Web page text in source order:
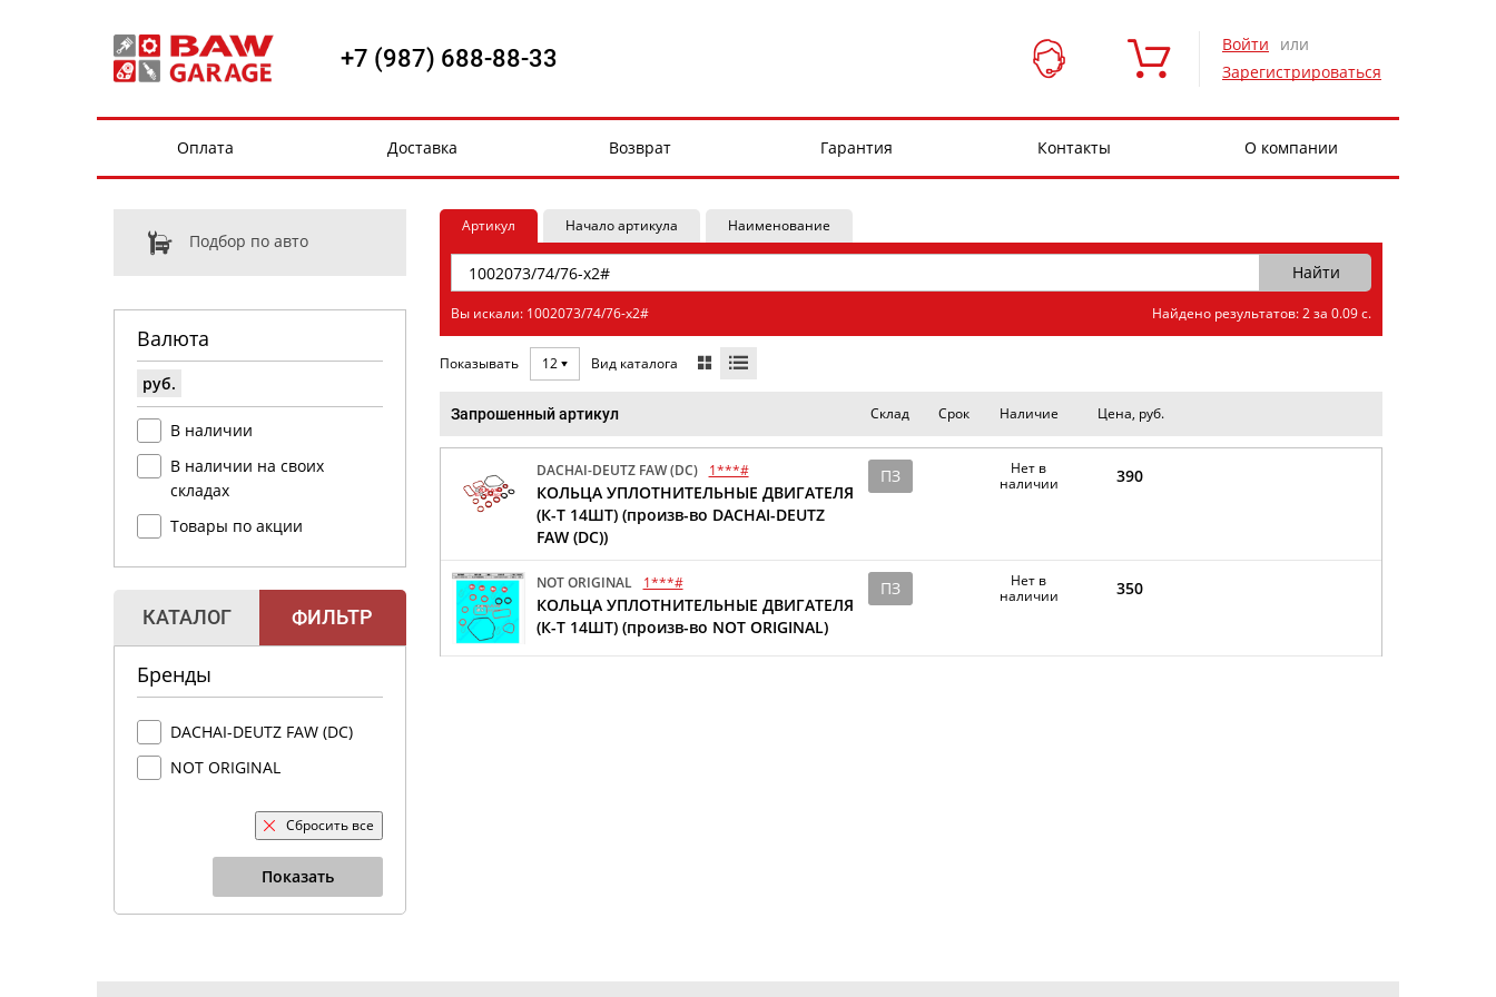
+7 (987) 688-88-33 Войти
или
Зарегистрироваться
Оплата Доставка Возврат Гарантия Контакты О компании
Подбор по авто
Валюта
руб.
В наличии
В наличии на своих
складах
Товары по акции
КАТАЛОГ ФИЛЬТР
Бренды
DACHAI-DEUTZ FAW (DC)
NOT ORIGINAL
Сбросить все
Показать
Артикул Начало артикула Наименование
Вы искали: 1002073/74/76-x2# Найдено результатов: 2 за 0.09 с.
Показывать 12 Вид каталога
Запрошенный артикул Склад Срок Наличие Цена, руб.
DACHAI-DEUTZ FAW (DC) 1***#
КОЛЬЦА УПЛОТНИТЕЛЬНЫЕ ДВИГАТЕЛЯ
(К-Т 14ШТ) (произв-во DACHAI-DEUTZ
FAW (DC))
ПЗ
Нет в
наличии
390
NOT ORIGINAL 1***#
КОЛЬЦА УПЛОТНИТЕЛЬНЫЕ ДВИГАТЕЛЯ
(К-Т 14ШТ) (произв-во NOT ORIGINAL)
ПЗ
Нет в
наличии
350